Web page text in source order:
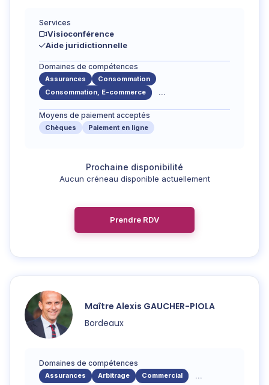
Services
Visioconférence
Aide juridictionnelle
Domaines de compétences
Assurances
Consommation
Consommation, E-commerce
...
Moyens de paiement acceptés
Chèques Paiement en ligne
Aucun créneau disponible actuellement
Prendre RDV
Maître Alexis GAUCHER-PIOLA
Bordeaux
Domaines de compétences
Assurances Arbitrage Commercial ...